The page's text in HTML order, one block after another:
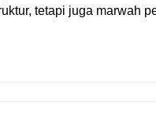
tetapi juga marwah